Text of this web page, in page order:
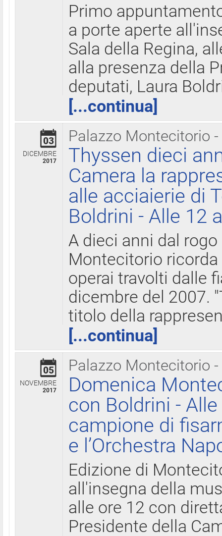
Primo
a porte aperte
Sala della Regina,
alla presenza della
deputati, Laura
[...continua]
Palazzo Montecitorio
03
DICEMBRE
2017
Thyssen dieci
Camera la
alle acciaierie di
Boldrini - Alle 12
A dieci anni dal
Montecitorio
operai travolti dalle
dicembre del 2007.
titolo della
[...continua]
Palazzo Montecitorio
05
NOVEMBRE
2017
Domenica
con Boldrini -
campione di
e l’Orchestra
Edizione di
all'insegna della
alle ore 12 con
Presidente della